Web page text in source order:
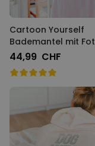
Cartoon Yourself
Bademantel mit
Name
44,99 CHF